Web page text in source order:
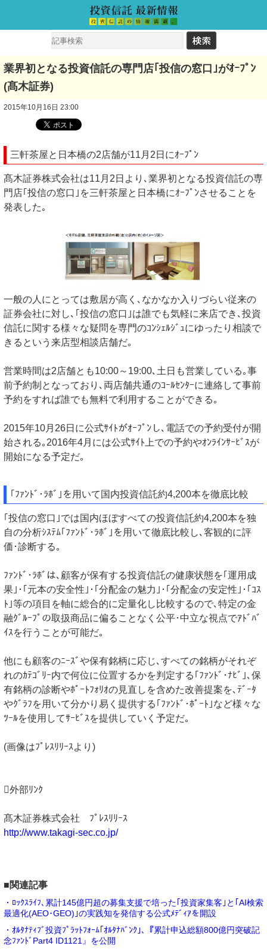
業界初となる投資信託の専門店｢投信の窓口｣がｵｰﾌﾟﾝ
(髙木証券)
2015年10月16日 23:00
三軒茶屋と日本橋の2店舗が11月2日にｵｰﾌﾟﾝ
髙木証券株式会社は11月2日より､業界初となる投資信託の専
門店｢投信の窓口｣を三軒茶屋と日本橋にｵｰﾌﾟﾝさせることを
発表した｡
一般の人にとっては敷居が高く､なかなか入りづらい従来の
証券会社に対し､｢投信の窓口｣は誰でも気軽に来店でき､投資
信託に関する様々な疑問を専門のｺﾝｼｪﾙｼﾞｭにゆったり相談で
きるという来店型相談店舗だ｡
営業時間は2店舗とも10:00～19:00､土日も営業している｡事
前予約制となっており､両店舗共通のｺｰﾙｾﾝﾀｰに連絡して事前
予約をすれば誰でも無料で利用することができる｡
2015年10月26日に公式ｻｲﾄがｵｰﾌﾟﾝし､電話での予約受付が開
始される｡2016年4月には公式ｻｲﾄ上での予約やｵﾝﾗｲﾝｻｰﾋﾞｽが
開始になる予定だ｡
｢ﾌｧﾝﾄﾞ･ﾗﾎﾞ｣を用いて国内投資信託約4,200本を徹底比較
｢投信の窓口｣では国内ほぼすべての投資信託約4,200本を独
自の分析ｼｽﾃﾑ｢ﾌｧﾝﾄﾞ･ﾗﾎﾞ｣を用いて徹底比較し､客観的に評
価･診断する｡
ﾌｧﾝﾄﾞ･ﾗﾎﾞは､顧客が保有する投資信託の健康状態を｢運用成
果｣･｢元本の安全性｣･｢分配金の魅力｣･｢分配金の安定性｣･｢ｺｽ
ﾄ｣等の項目を軸に総合的に定量化し比較するので､特定の金
融ｸﾞﾙｰﾌﾟの取扱商品に偏ることなく公平･中立な視点でｱﾄﾞﾊﾞ
ｲｽを行うことが可能だ｡
他にも顧客のﾆｰｽﾞや保有銘柄に応じ､すべての銘柄がそれぞ
れのｶﾃｺﾞﾘｰ内で何位に位置するかを判定する｢ﾌｧﾝﾄﾞ･ﾅﾋﾞ｣､保
有銘柄の診断やﾎﾟｰﾄﾌｫﾘｵの見直しを含めた改善提案を､ﾃﾞｰﾀ
やｸﾞﾗﾌを用いて分かり易く提供する｢ﾌｧﾝﾄﾞ･ﾎﾟｰﾄ｣など様々な
ﾂｰﾙを使用してｻｰﾋﾞｽを提供していく予定だ｡
(画像はﾌﾟﾚｽﾘﾘｰｽより)
外部ﾘﾝｸ
髙木証券株式会社 ﾌﾟﾚｽﾘﾘｰｽ
http://www.takagi-sec.co.jp/
■関連記事
・ﾛｯｸｽﾗｲﾌ､累計145億円超の募集支援で培った｢投資家集客｣と｢AI検索
最適化(AEO･GEO)｣の実践知を発信する公式ﾒﾃﾞｨｱを開設
・ｵﾙﾀﾅﾃｨﾌﾞ投資ﾌﾟﾗｯﾄﾌｫｰﾑ｢ｵﾙﾀﾅﾊﾞﾝｸ｣､『累計申込総額800億円突破記
念ﾌｧﾝﾄﾞPart4 ID1121』を公開